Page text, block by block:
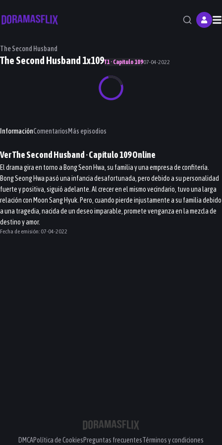
The Second Husband
The Second Husband 1x109T1 · Capítulo 10907-04-2022
InformaciónComentariosMás episodios
VerThe Second Husband· Capítulo109Online
El drama gira en torno a Bong Seon Hwa, su familia y una empresa de confitería.
Bong Seong Hwa pasó una infancia desafortunada, pero debido a su personalidad
fuerte y positiva, siguió adelante. Al crecer en el mismo vecindario, tuvo una larga
relación con Moon Sang Hyuk. Pero, cuando pierde injustamente a su familia debido
a una tragedia, nacida de un deseo imparable, promete venganza en la mezcla de
destino y amor.
Fecha de emisión: 07-04-2022
DMCAPolítica de CookiesPreguntas frecuentesTérminos y condiciones